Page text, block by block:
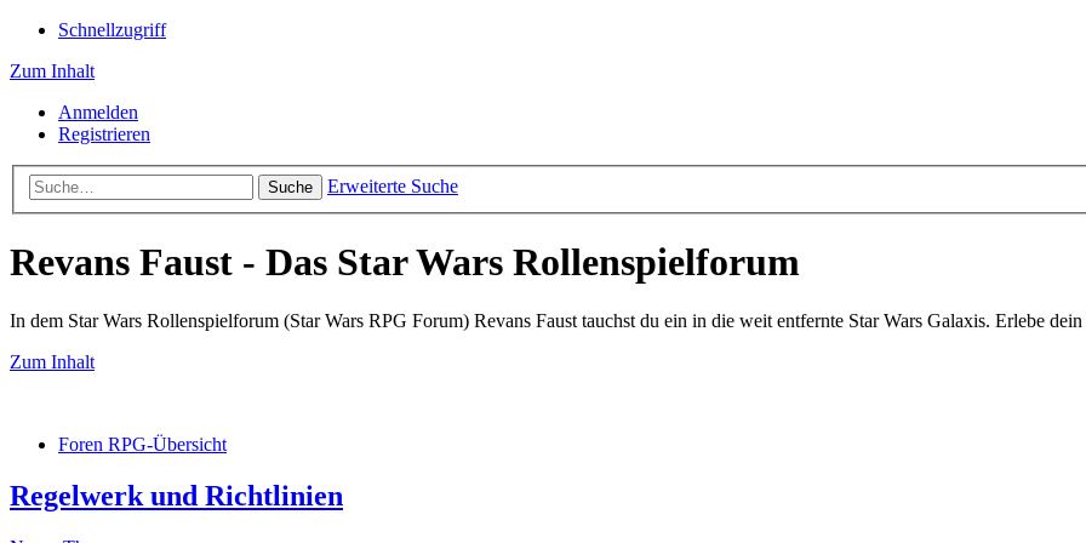
Schnellzugriff
Zum Inhalt
Anmelden
Registrieren
Suche Erweiterte Suche
Revans Faust - Das Star Wars Rollenspielforum
In dem Star Wars Rollenspielforum (Star Wars RPG Forum) Revans Faust tauchst du ein in die weit entfernte Star Wars Galaxis. Erlebe
Zum Inhalt
Foren RPG-Übersicht
Regelwerk und Richtlinien